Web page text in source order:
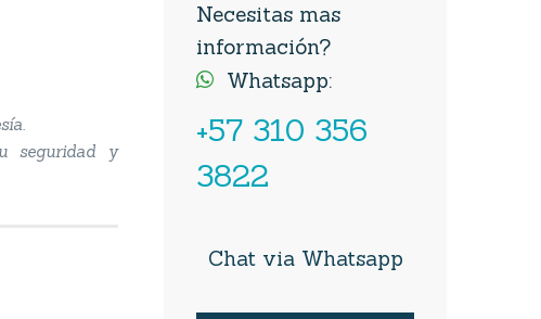
seguridad y
Necesitas mas
información?
 Whatsapp:
+57 310 356
3822
Chat via Whatsapp